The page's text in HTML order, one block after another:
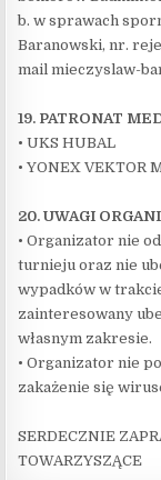
b. w sprawach
Baranowski, nr.
mail mieczyslaw-
19. PATRONAT
• UKS HUBAL
• YONEX VEKTOR
20. UWAGI
• Organizator nie
turnieju oraz nie
wypadków w
zainteresowany
własnym zakresie.
• Organizator nie
zakażenie się
SERDECZNIE
TOWARZYSZĄCE